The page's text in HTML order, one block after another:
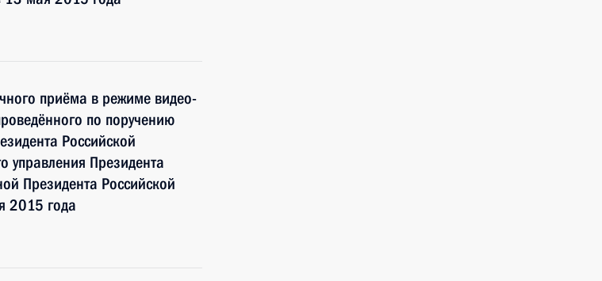
приёма в режиме видео-
по поручению
Российской
управления Президента
Президента Российской
2015 года